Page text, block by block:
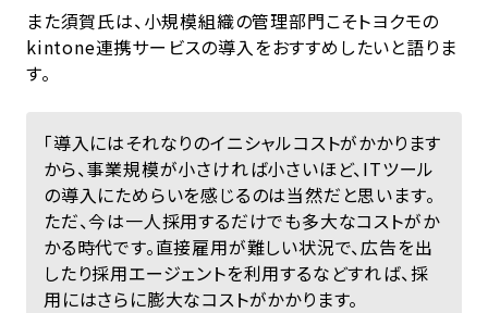
また須賀氏は、小規模組織の管理部門こそトヨクモの
kintone連携サービスの導入をおすすめしたいと語りま
す。
「導入にはそれなりのイニシャルコストがかかります
から、事業規模が小さければ小さいほど、ITツール
の導入にためらいを感じるのは当然だと思います。
ただ、今は一人採用するだけでも多大なコストがか
かる時代です。直接雇用が難しい状況で、広告を出
したり採用エージェントを利用するなどすれば、採
用にはさらに膨大なコストがかかります。